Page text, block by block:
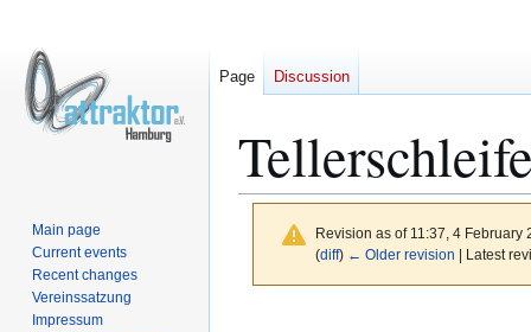
Revision as of 11:37, 4 February
(diff) ← Older revision | Latest
Page Discussion
Main page
Current events
Recent changes
Vereinssatzung
Impressum